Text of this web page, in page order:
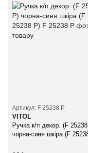
Артикул: F 25238 P
VITOL
Ручка к/п декор. (F
чорна-синя шкіра (F